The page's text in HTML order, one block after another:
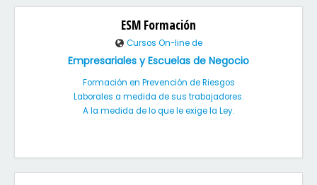
ESM Formación
Cursos On-line de
Empresariales y Escuelas de Negocio
Formación en Prevención de Riesgos
Laborales a medida de sus trabajadores.
A la medida de lo que le exige la Ley.